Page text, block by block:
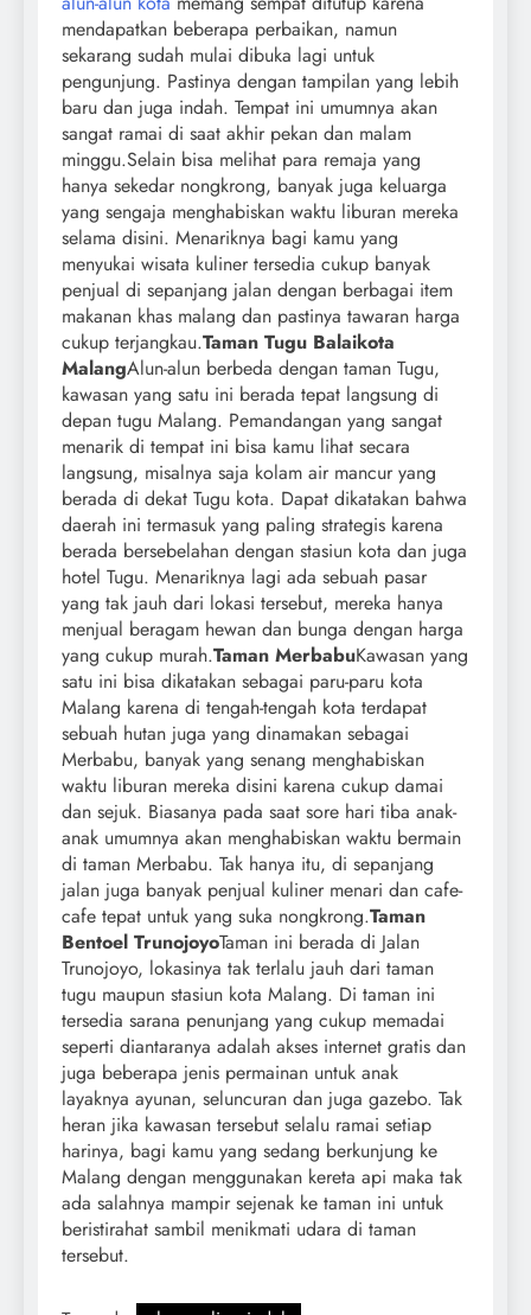
mendapatkan beberapa perbaikan, namun
sekarang sudah mulai dibuka lagi untuk
pengunjung. Pastinya dengan tampilan yang lebih
baru dan juga indah. Tempat ini umumnya akan
sangat ramai di saat akhir pekan dan malam
minggu.Selain bisa melihat para remaja yang
hanya sekedar nongkrong, banyak juga keluarga
yang sengaja menghabiskan waktu liburan mereka
selama disini. Menariknya bagi kamu yang
menyukai wisata kuliner tersedia cukup banyak
penjual di sepanjang jalan dengan berbagai item
makanan khas malang dan pastinya tawaran harga
cukup terjangkau.Taman Tugu Balaikota
MalangAlun-alun berbeda dengan taman Tugu,
kawasan yang satu ini berada tepat langsung di
depan tugu Malang. Pemandangan yang sangat
menarik di tempat ini bisa kamu lihat secara
langsung, misalnya saja kolam air mancur yang
berada di dekat Tugu kota. Dapat dikatakan bahwa
daerah ini termasuk yang paling strategis karena
berada bersebelahan dengan stasiun kota dan juga
hotel Tugu. Menariknya lagi ada sebuah pasar
yang tak jauh dari lokasi tersebut, mereka hanya
menjual beragam hewan dan bunga dengan harga
yang cukup murah.Taman MerbabuKawasan yang
satu ini bisa dikatakan sebagai paru-paru kota
Malang karena di tengah-tengah kota terdapat
sebuah hutan juga yang dinamakan sebagai
Merbabu, banyak yang senang menghabiskan
waktu liburan mereka disini karena cukup damai
dan sejuk. Biasanya pada saat sore hari tiba anak-
anak umumnya akan menghabiskan waktu bermain
di taman Merbabu. Tak hanya itu, di sepanjang
jalan juga banyak penjual kuliner menari dan cafe-
cafe tepat untuk yang suka nongkrong.Taman
Bentoel TrunojoyoTaman ini berada di Jalan
Trunojoyo, lokasinya tak terlalu jauh dari taman
tugu maupun stasiun kota Malang. Di taman ini
tersedia sarana penunjang yang cukup memadai
seperti diantaranya adalah akses internet gratis dan
juga beberapa jenis permainan untuk anak
layaknya ayunan, seluncuran dan juga gazebo. Tak
heran jika kawasan tersebut selalu ramai setiap
harinya, bagi kamu yang sedang berkunjung ke
Malang dengan menggunakan kereta api maka tak
ada salahnya mampir sejenak ke taman ini untuk
beristirahat sambil menikmati udara di taman
tersebut.